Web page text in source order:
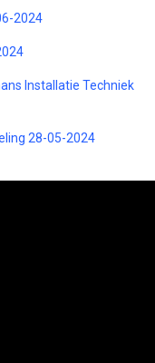
2024
Installatie Techniek
28-05-2024